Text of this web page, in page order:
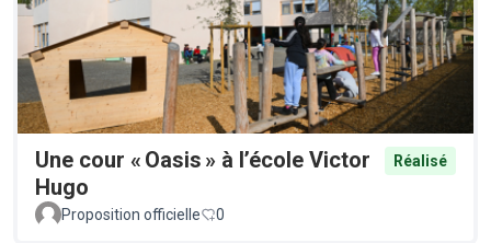
Une cour « Oasis » à l’école Victor
Hugo
Réalisé
Proposition officielle 0